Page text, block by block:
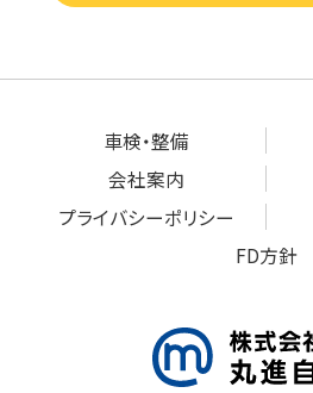
車検・整備
会社案内
プライバシーポリシー
FD方針